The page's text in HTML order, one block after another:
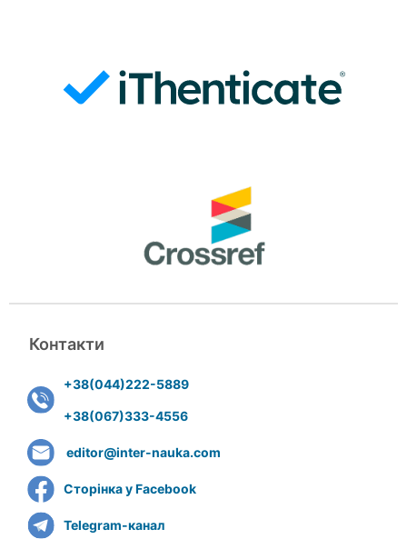
Контакти
+38(044)222-5889
+38(067)333-4556
editor@inter-nauka.com
Сторінка у Facebook
Telegram-канал